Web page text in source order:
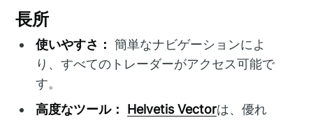
長所
使いやすさ： 簡単なナビゲーションによ
り、すべてのトレーダーがアクセス可能で
す。
高度なツール：
Helvetis Vectorは、優れ